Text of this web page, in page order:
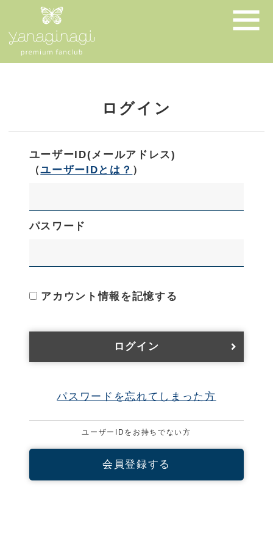
ログイン
ユーザーID(メールアドレス)
（ユーザーIDとは？ ）
パスワード
アカウント情報を記憶する
ログイン
パスワードを忘れてしまった方
ユーザーIDをお持ちでない方
会員登録する